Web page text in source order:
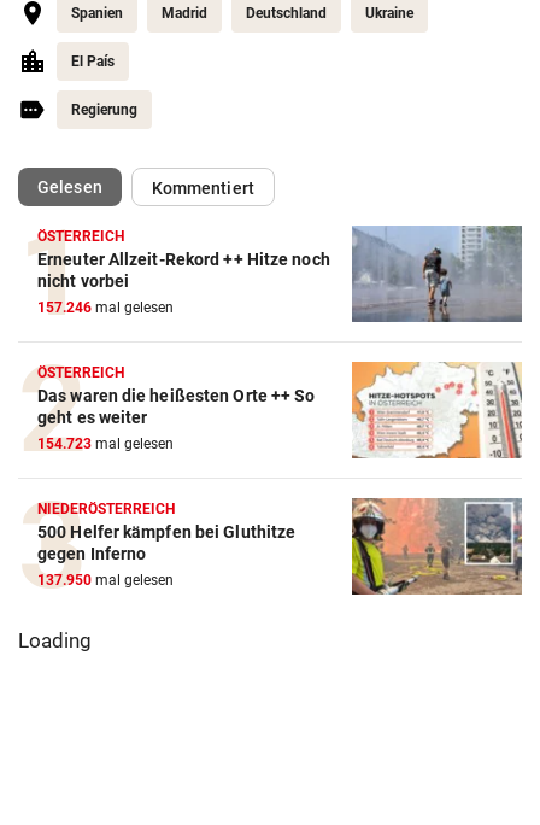
Spanien Madrid Deutschland Ukraine
El País
Regierung
Gelesen(ausgewählt)Kommentiert
ÖSTERREICH
Erneuter Allzeit-Rekord ++ Hitze noch
nicht vorbei
157.246 mal gelesen
ÖSTERREICH
Das waren die heißesten Orte ++ So
geht es weiter
154.723 mal gelesen
NIEDERÖSTERREICH
500 Helfer kämpfen bei Gluthitze
gegen Inferno
137.950 mal gelesen